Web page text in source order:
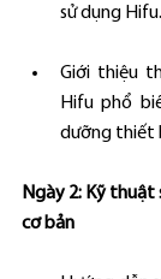
sử dụng Hifu.
Giới thiệu
Hifu phổ
dưỡng thiết
Ngày 2: Kỹ thuật
cơ bản